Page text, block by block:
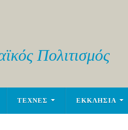
Πολιτισμός
ΤΕΧΝΕΣ ΕΚΚΛΗΣΙΑ